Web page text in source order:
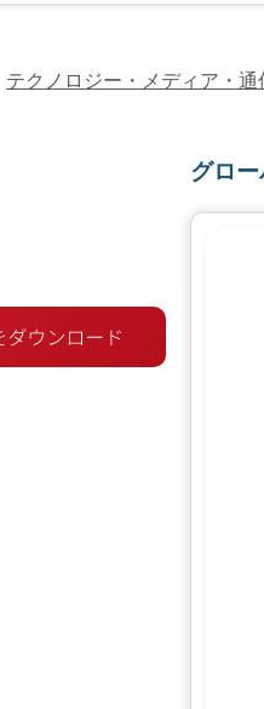
テクノロジー・メディア・通
ョット
グロ